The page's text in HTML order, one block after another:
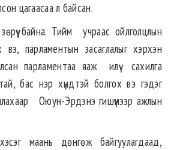
цагаасаал байсан.
байна. Тийм учраас ойлголцлын
вэ, парламентын засаглалыг хэрхэн
парламентаа яаж илүү сахилга
,бас нэрхүндтэй болгохвэ гэдэг
Оюун-Эрдэнэгишүүнээр ажлын
хэсэг маань дөнгөж байгуулагдаад,